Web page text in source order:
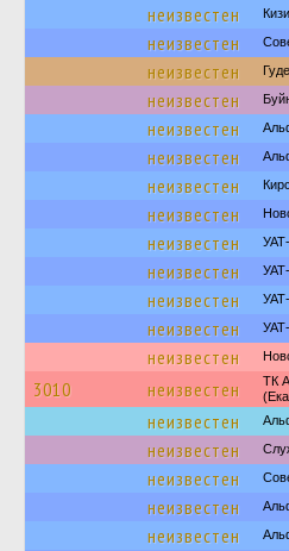
неизвестен
неизвестен
неизвестен
неизвестен
неизвестен
неизвестен
неизвестен
неизвестен
неизвестен
неизвестен
неизвестен
неизвестен
неизвестен
3010 неизвестен
ТК
неизвестен
неизвестен
неизвестен
неизвестен
неизвестен